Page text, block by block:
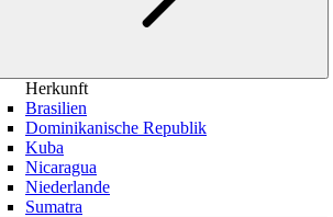
Herkunft
Brasilien
Dominikanische Republik
Kuba
Nicaragua
Niederlande
Sumatra